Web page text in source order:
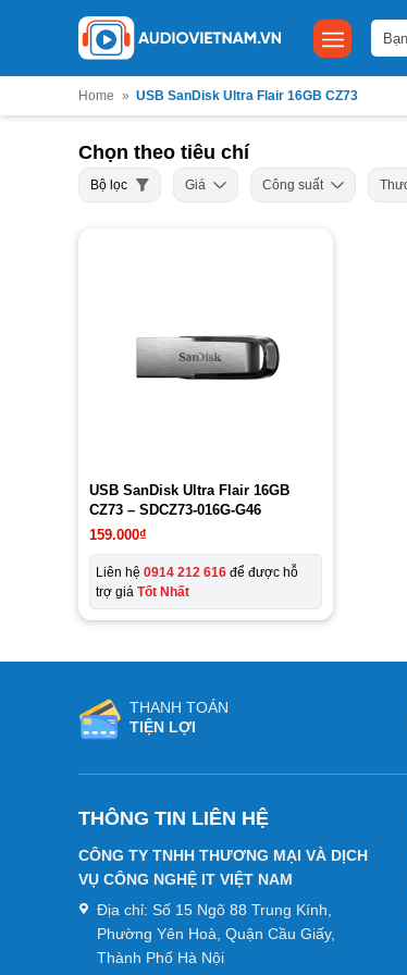
Tìm
kiếm:
Home » USB SanDisk Ultra Flair 16GB CZ73
Chọn theo tiêu chí
Bộ lọc Giá Công suất
USB SanDisk Ultra Flair 16GB
CZ73 – SDCZ73-016G-G46
159.000₫
Liên hệ 0914 212 616 để được hỗ
trợ giá Tốt Nhất
THANH TOÁN
TIỆN LỢI
THÔNG TIN LIÊN HỆ
CÔNG TY TNHH THƯƠNG MẠI VÀ DỊCH
VỤ CÔNG NGHỆ IT VIỆT NAM
Địa chỉ: Số 15 Ngõ 88 Trung Kính,
Phường Yên Hoà, Quận Cầu Giấy,
Thành Phố Hà Nội